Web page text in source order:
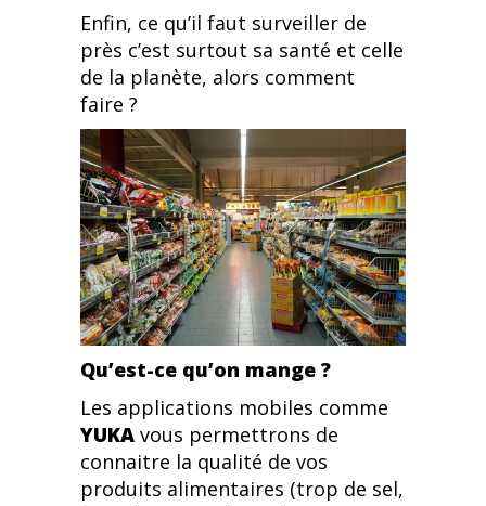
Enfin, ce qu’il faut surveiller de
près c’est surtout sa santé et celle
de la planète, alors comment
faire ?
Qu’est-ce qu’on mange ?
Les applications mobiles comme
YUKA vous permettrons de
connaitre la qualité de vos
produits alimentaires (trop de sel,